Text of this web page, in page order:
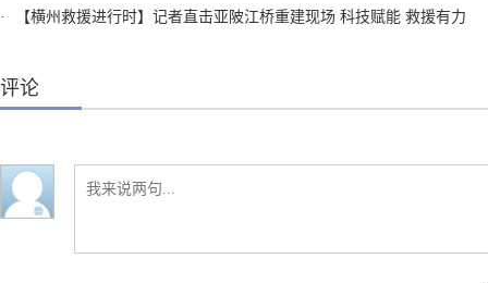
·
【横州救援进行时】记者直击亚陂江桥重建现场 科技赋能 救援有力
评论